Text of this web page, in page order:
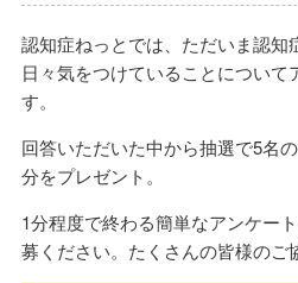
認知症ねっとでは、ただいま認知
日々気をつけていることについて
す。
回答いただいた中から抽選で5名
分をプレゼント。
1分程度で終わる簡単なアンケー
募ください。たくさんの皆様のご